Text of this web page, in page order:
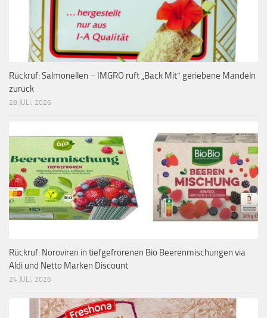
Rückruf: Salmonellen – IMGRO ruft „Back Mit“ geriebene Mandeln
zurück
28 JULI, 2026
Rückruf: Noroviren in tiefgefrorenen Bio Beerenmischungen via
Aldi und Netto Marken Discount
24 JULI, 2026